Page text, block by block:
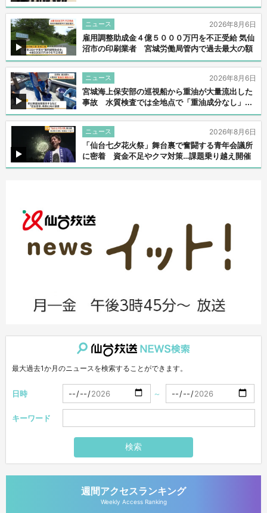
ニュース
雇用調整助成金４億５０００万円を不正受給 気仙
沼市の印刷業者 宮城労働局管内で過去最大の額
2026年8月6日
ニュース
宮城海上保安部の巡視船から重油が大量流出した
事故 水質検査では全地点で「重油成分なし」...
2026年8月6日
ニュース
「仙台七夕花火祭」舞台裏で奮闘する青年会議所
に密着 資金不足やクマ対策…課題乗り越え開催
2026年8月6日
最大過去1か月のニュースを検索することができます。
日時 ～
キーワード
検索
週間アクセスランキング
Weekly Access Ranking